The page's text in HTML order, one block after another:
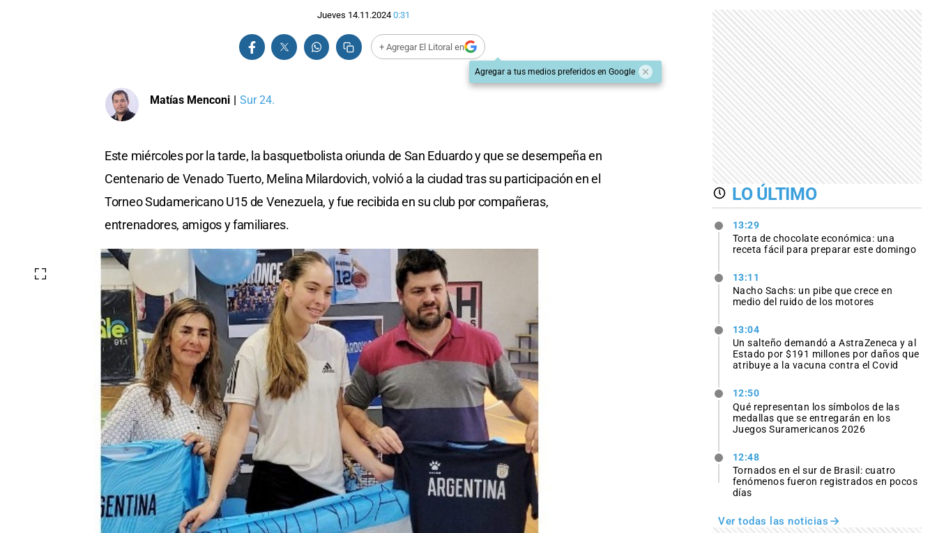
Jueves 14.11.2024 0:31
+ Agregar El Litoral en
Agregar a tus medios preferidos en Google
Matías Menconi Sur 24.
Este miércoles por la tarde, la basquetbolista oriunda de San Eduardo y que se desempeña en
Centenario de Venado Tuerto, Melina Milardovich, volvió a la ciudad tras su participación en el
Torneo Sudamericano U15 de Venezuela, y fue recibida en su club por compañeras,
entrenadores, amigos y familiares.
LO ÚLTIMO
13:29
Torta de chocolate económica: una
receta fácil para preparar este domingo
13:11
Nacho Sachs: un pibe que crece en
medio del ruido de los motores
13:04
Un salteño demandó a AstraZeneca y al
Estado por $191 millones por daños que
atribuye a la vacuna contra el Covid
12:50
Qué representan los símbolos de las
medallas que se entregarán en los
Juegos Suramericanos 2026
12:48
Tornados en el sur de Brasil: cuatro
fenómenos fueron registrados en pocos
días
Ver todas las noticias